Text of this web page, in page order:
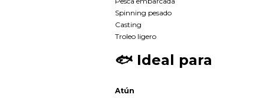
Spinning pesado
Casting
Troleo ligero
🐟 Ideal para
Atún